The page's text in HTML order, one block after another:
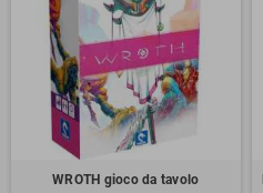
WROTH gioco da tavolo